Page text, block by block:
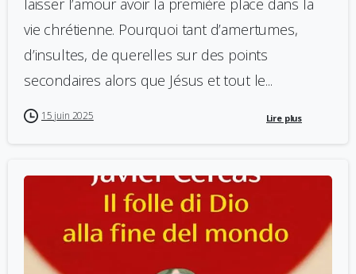
laisser l’amour avoir la première place dans la
vie chrétienne. Pourquoi tant d’amertumes,
d’insultes, de querelles sur des points
secondaires alors que Jésus et tout le...
15 juin 2025 Lire plus